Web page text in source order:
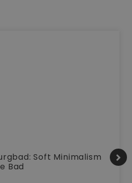
Soft Minimalism
Bad